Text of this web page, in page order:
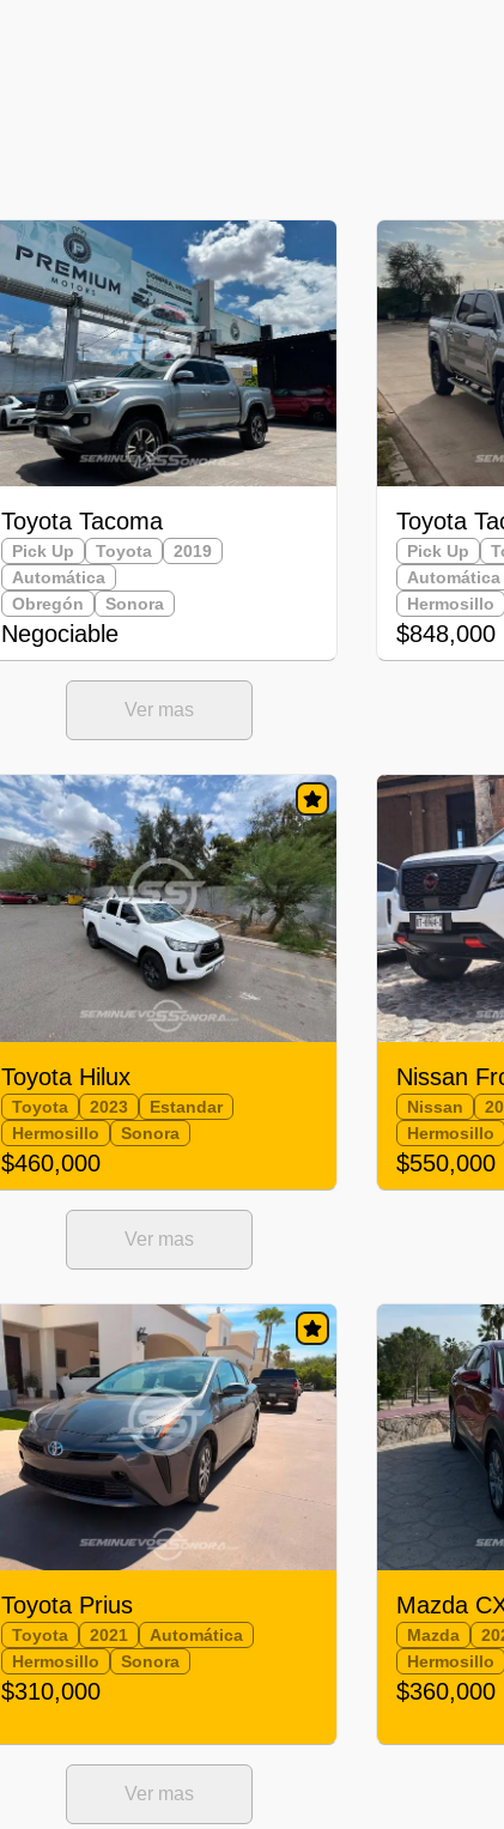
Toyota Tacoma
Pick Up Toyota
2019
Automática
Obregón
Sonora
Negociable
Toyota
Pick Up
Automática
Hermosillo
$848,000
Ver mas
Toyota Hilux
Toyota 2023
Estandar
Hermosillo
Sonora
$460,000
Nissan
Nissan
Hermosillo
$550,000
Ver mas
Toyota Prius
Toyota 2021
Automática
Hermosillo
Sonora
$310,000
Mazda
Mazda
Hermosillo
$360,000
Ver mas